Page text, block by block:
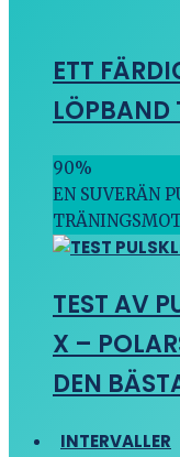
ETT
LÖPBAND
90%
EN SUVERÄN
TEST AV
X –
DEN
INTERVALLER